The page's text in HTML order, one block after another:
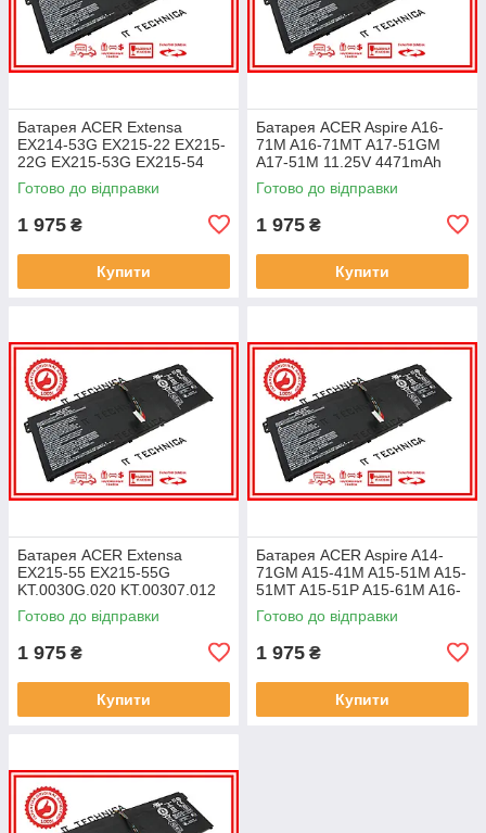
Батарея ACER Extensa
EX214-53G EX215-22 EX215-
22G EX215-53G EX215-54
EX215-54G 11.25V 4471mAh
ОРИГІНАЛ
Готово до відправки
1 975 ₴
Купити
Батарея ACER Aspire A16-
71M A16-71MT A17-51GM
A17-51M 11.25V 4471mAh
ОРИГІНАЛ
Готово до відправки
1 975 ₴
Купити
Батарея ACER Extensa
EX215-55 EX215-55G
KT.0030G.020 KT.00307.012
11.25V 4471mAh ОРИГІНАЛ
Готово до відправки
1 975 ₴
Купити
Батарея ACER Aspire A14-
71GM A15-41M A15-51M A15-
51MT A15-51P A15-61M A16-
51GM 11.25V 4471mAh
ОРИГІНАЛ
Готово до відправки
1 975 ₴
Купити